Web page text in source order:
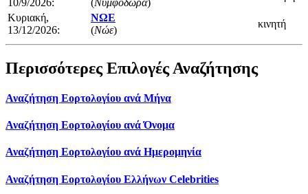
Κυριακή,
13/12/2026:
ΝΩΕ
(Νώε)
κινητή
Περισσότερες Επιλογές Αναζήτησης
Αναζήτηση Εορτολογίου ανά Μήνα
Αναζήτηση Εορτολογίου ανά Όνομα
Αναζήτηση Εορτολογίου ανά Ημερομηνία
Αναζήτηση Εορτολογίου Ελλήνων Celebrities